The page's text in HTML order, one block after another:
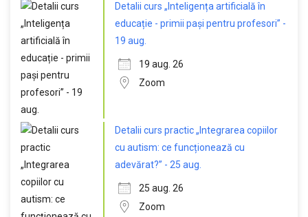
Detalii curs „Inteligența artificială în
educație - primii pași pentru profesori” -
19 aug.
19 aug. 26
Zoom
Detalii curs practic „Integrarea copiilor
cu autism: ce funcționează cu
adevărat?” - 25 aug.
25 aug. 26
Zoom